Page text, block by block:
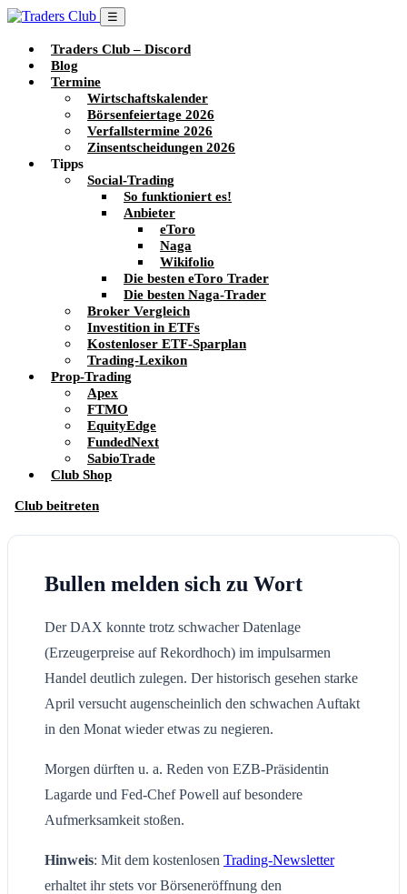
☰
Traders Club – Discord
Blog
Termine
Wirtschaftskalender
Börsenfeiertage 2026
Verfallstermine 2026
Zinsentscheidungen 2026
Tipps
Social-Trading
So funktioniert es!
Anbieter
eToro
Naga
Wikifolio
Die besten eToro Trader
Die besten Naga-Trader
Broker Vergleich
Investition in ETFs
Kostenloser ETF-Sparplan
Trading-Lexikon
Prop-Trading
Apex
FTMO
EquityEdge
FundedNext
SabioTrade
Club Shop
Club beitreten
Bullen melden sich zu Wort
Der DAX konnte trotz schwacher Datenlage
(Erzeugerpreise auf Rekordhoch) im impulsarmen
Handel deutlich zulegen. Der historisch gesehen starke
April versucht augenscheinlich den schwachen Auftakt
in den Monat wieder etwas zu negieren.
Morgen dürften u. a. Reden von EZB-Präsidentin
Lagarde und Fed-Chef Powell auf besondere
Aufmerksamkeit stoßen.
Hinweis: Mit dem kostenlosen Trading-Newsletter
erhaltet ihr stets vor Börseneröffnung den